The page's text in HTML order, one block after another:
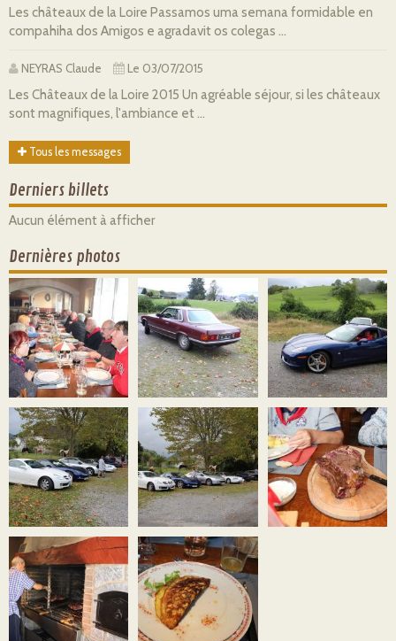
Les châteaux de la Loire Passamos uma semana formidable en
compahiha dos Amigos e agradavit os colegas ...
NEYRAS Claude Le 03/07/2015
Les Châteaux de la Loire 2015 Un agréable séjour, si les châteaux
sont magnifiques, l'ambiance et ...
Tous les messages
Derniers billets
Aucun élément à afficher
Dernières photos